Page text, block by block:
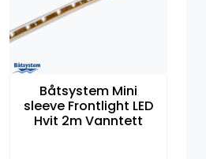
Båtsystem Mini
sleeve Frontlight LED
Hvit 2m Vanntett